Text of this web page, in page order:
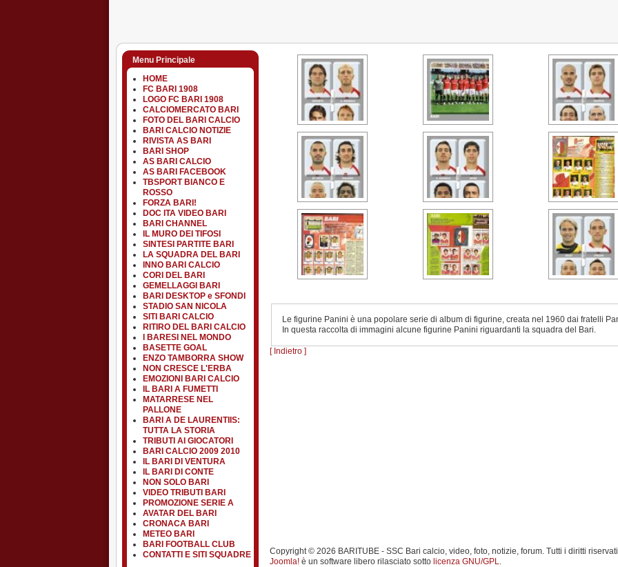
Menu Principale
HOME
FC BARI 1908
LOGO FC BARI 1908
CALCIOMERCATO BARI
FOTO DEL BARI CALCIO
BARI CALCIO NOTIZIE
RIVISTA AS BARI
BARI SHOP
AS BARI CALCIO
AS BARI FACEBOOK
TBSPORT BIANCO E
ROSSO
FORZA BARI!
DOC ITA VIDEO BARI
BARI CHANNEL
IL MURO DEI TIFOSI
SINTESI PARTITE BARI
LA SQUADRA DEL BARI
INNO BARI CALCIO
CORI DEL BARI
GEMELLAGGI BARI
BARI DESKTOP e SFONDI
STADIO SAN NICOLA
SITI BARI CALCIO
RITIRO DEL BARI CALCIO
I BARESI NEL MONDO
BASETTE GOAL
ENZO TAMBORRA SHOW
NON CRESCE L'ERBA
EMOZIONI BARI CALCIO
IL BARI A FUMETTI
MATARRESE NEL
PALLONE
BARI A DE LAURENTIIS:
TUTTA LA STORIA
TRIBUTI AI GIOCATORI
BARI CALCIO 2009 2010
IL BARI DI VENTURA
IL BARI DI CONTE
NON SOLO BARI
VIDEO TRIBUTI BARI
PROMOZIONE SERIE A
AVATAR DEL BARI
CRONACA BARI
METEO BARI
BARI FOOTBALL CLUB
CONTATTI E SITI SQUADRE
Le figurine Panini è una popolare serie di album di figurine, creata nel 1960 dai fratelli
In questa raccolta di immagini alcune figurine Panini riguardanti la squadra del Bari.
[ Indietro ]
Copyright © 2026 BARITUBE - SSC Bari calcio, video, foto, notizie, forum. Tutti i diritti
Joomla! è un software libero rilasciato sotto licenza GNU/GPL.